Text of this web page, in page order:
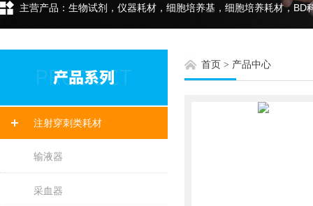
主营产品：生物试剂，仪器耗材，细胞培养基，细胞培养耗材，BD
注射穿刺类耗材
输液器
采血器
首页 > 产品中心